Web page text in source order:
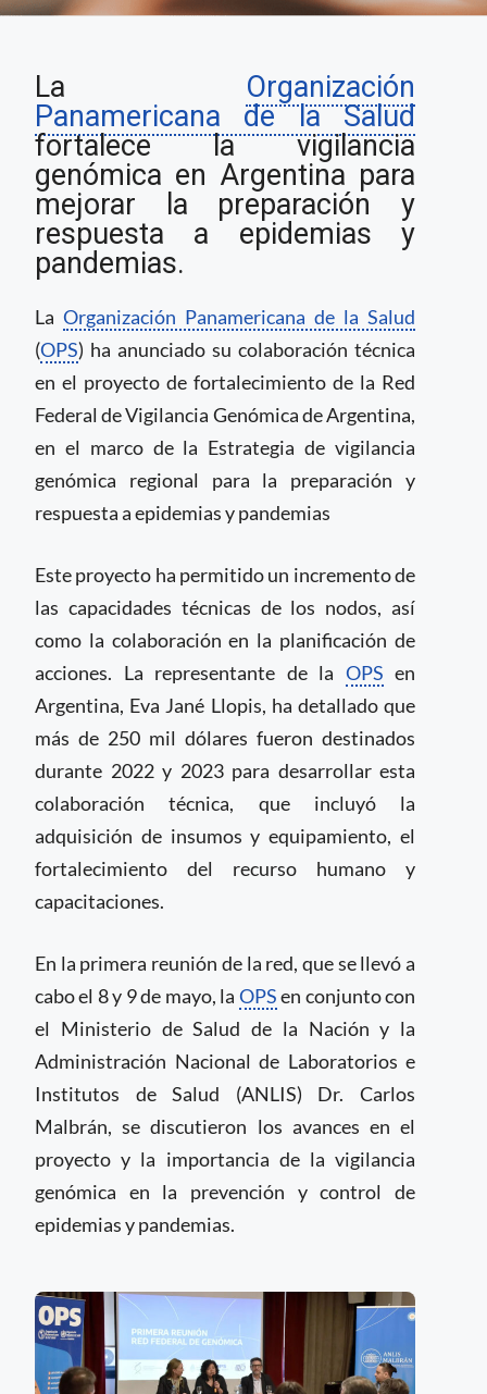
apoyo de la OPS para
el desarrollo de la Red
Federal de Vigilancia
Genómica￼
La Organización
Panamericana de la Salud
fortalece la vigilancia
genómica en Argentina para
mejorar la preparación y
respuesta a epidemias y
pandemias.
La Organización Panamericana de la Salud
(OPS) ha anunciado su colaboración técnica
en el proyecto de fortalecimiento de la Red
Federal de Vigilancia Genómica de Argentina,
en el marco de la Estrategia de vigilancia
genómica regional para la preparación y
respuesta a epidemias y pandemias
Este proyecto ha permitido un incremento de
las capacidades técnicas de los nodos, así
como la colaboración en la planificación de
acciones. La representante de la OPS en
Argentina, Eva Jané Llopis, ha detallado que
más de 250 mil dólares fueron destinados
durante 2022 y 2023 para desarrollar esta
colaboración técnica, que incluyó la
adquisición de insumos y equipamiento, el
fortalecimiento del recurso humano y
capacitaciones.
En la primera reunión de la red, que se llevó a
cabo el 8 y 9 de mayo, la OPSen conjunto con
el Ministerio de Salud de la Nación y la
Administración Nacional de Laboratorios e
Institutos de Salud (ANLIS) Dr. Carlos
Malbrán, se discutieron los avances en el
proyecto y la importancia de la vigilancia
genómica en la prevención y control de
epidemias y pandemias.